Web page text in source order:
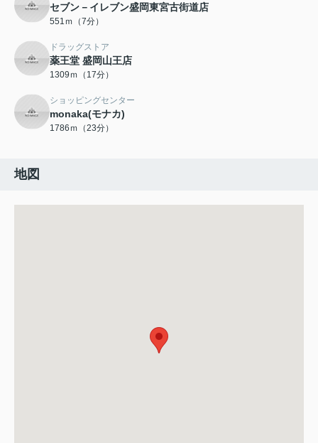
セブン－イレブン盛岡東宮古街道店
551ｍ（7分）
ドラッグストア
薬王堂 盛岡山王店
1309ｍ（17分）
ショッピングセンター
monaka(モナカ)
1786ｍ（23分）
地図